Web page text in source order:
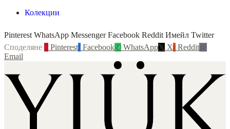
Колекции
Pinterest WhatsApp Messenger Facebook Reddit Имейл Twitter
Споделяне PPinterestfFacebook✆ WhatsApp𝕏 XrReddit@
Email